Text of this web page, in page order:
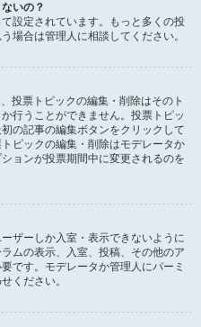
いの？
設定されています。もっと多くの投
場合は管理人に相談してください。
投票トピックの編集・削除はそのト
行うことができません。投票トピッ
の記事の編集ボタンをクリックして
ピックの編集・削除はモデレータか
ョンが投票期間中に変更されるのを
ザーしか入室・表示できないように
ムの表示、入室、投稿、その他のア
です。モデレータか管理人にパーミ
ください。